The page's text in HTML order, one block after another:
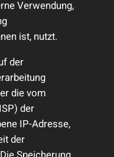
Verwendung,
ist, nutzt.
der
die vom
der
IP-Adresse,
der